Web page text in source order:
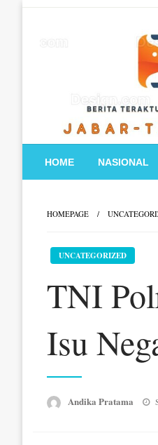
HOME NASIONAL
HOMEPAGE
UNCATEGORIZED
TNI
Isu
Andika Pratama